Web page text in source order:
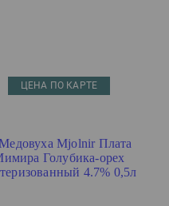
ЦЕНА ПО КАРТЕ